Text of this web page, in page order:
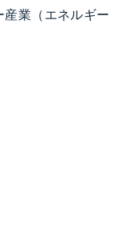
産業（エネルギー